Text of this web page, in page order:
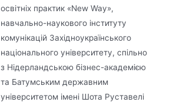
освітніх практик «New Way»,
навчально-наукового інституту
комунікацій Західноукраїнського
національного університету, спільно
з Нідерландською бізнес-академією
та Батумським державним
університетом імені Шота Руставелі